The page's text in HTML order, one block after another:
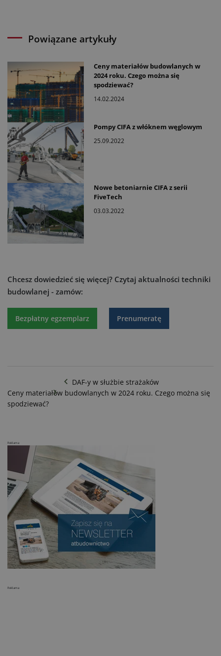
Powiązane artykuły
Ceny materiałów budowlanych w
2024 roku. Czego można się
spodziewać?
14.02.2024
Pompy CIFA z włóknem węglowym
25.09.2022
Nowe betoniarnie CIFA z serii
FiveTech
03.03.2022
Chcesz dowiedzieć się więcej? Czytaj aktualności techniki
budowlanej - zamów:
Bezpłatny egzemplarz Prenumeratę
DAF-y w służbie strażaków
Ceny materiałów budowlanych w 2024 roku. Czego można się
spodziewać?
Reklama
Reklama